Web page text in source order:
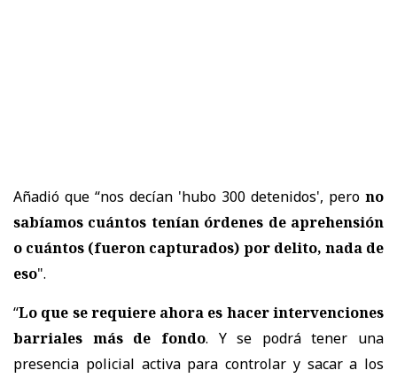
Añadió que “nos decían 'hubo 300 detenidos', pero no
sabíamos cuántos tenían órdenes de aprehensión
o cuántos (fueron capturados) por delito, nada de
eso".
“Lo que se requiere ahora es hacer intervenciones
barriales más de fondo. Y se podrá tener una
presencia policial activa para controlar y sacar a los